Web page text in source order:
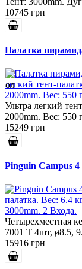
10745 грн
Палатка
Ультра легкий
2000mm. Вес: 550
15249 грн
Pinguin Campus
Четырехместная
7001 T 4шт, ø8.5,
15916 грн